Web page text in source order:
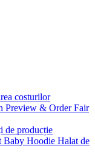
costurilor
Preview & Order Fair
de producție
Hoodie Halat de